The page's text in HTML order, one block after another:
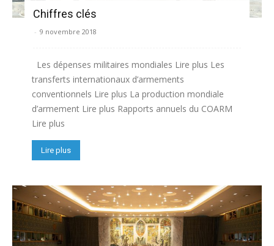
Chiffres clés
- 9 novembre 2018
Les dépenses militaires mondiales Lire plus Les
transferts internationaux d’armements
conventionnels Lire plus La production mondiale
d’armement Lire plus Rapports annuels du COARM
Lire plus
Lire plus